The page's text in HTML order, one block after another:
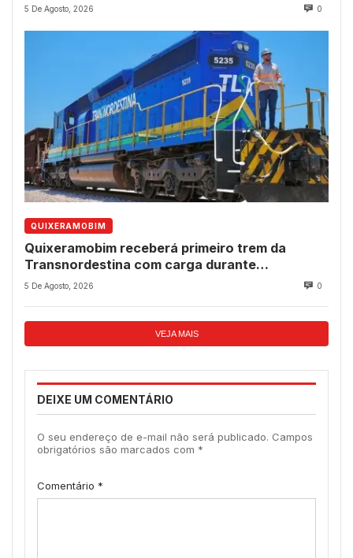
5 De Agosto, 2026 0
QUIXERAMOBIM
Quixeramobim receberá primeiro trem da
Transnordestina com carga durante
programação de aniversário do município
5 De Agosto, 2026 0
VEJA MAIS
DEIXE UM COMENTÁRIO
O seu endereço de e-mail não será publicado. Campos
obrigatórios são marcados com *
Comentário *